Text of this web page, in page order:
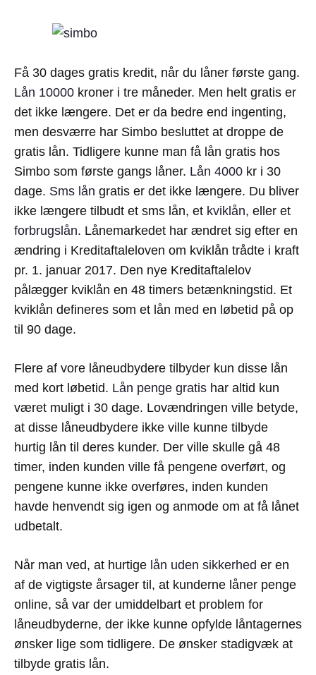
Få 30 dages gratis kredit, når du låner første gang.
Lån 10000 kroner i tre måneder. Men helt gratis er
det ikke længere. Det er da bedre end ingenting,
men desværre har Simbo besluttet at droppe de
gratis lån. Tidligere kunne man få lån gratis hos
Simbo som første gangs låner. Lån 4000 kr i 30
dage. Sms lån gratis er det ikke længere. Du bliver
ikke længere tilbudt et sms lån, et kviklån, eller et
forbrugslån. Lånemarkedet har ændret sig efter en
ændring i Kreditaftaleloven om kviklån trådte i kraft
pr. 1. januar 2017. Den nye Kreditaftalelov
pålægger kviklån en 48 timers betænkningstid. Et
kviklån defineres som et lån med en løbetid på op
til 90 dage.
Flere af vore låneudbydere tilbyder kun disse lån
med kort løbetid. Lån penge gratis har altid kun
været muligt i 30 dage. Lovændringen ville betyde,
at disse låneudbydere ikke ville kunne tilbyde
hurtig lån til deres kunder. Der ville skulle gå 48
timer, inden kunden ville få pengene overført, og
pengene kunne ikke overføres, inden kunden
havde henvendt sig igen og anmode om at få lånet
udbetalt.
Når man ved, at hurtige lån uden sikkerhed er en
af de vigtigste årsager til, at kunderne låner penge
online, så var der umiddelbart et problem for
låneudbyderne, der ikke kunne opfylde låntagernes
ønsker lige som tidligere. De ønsker stadigvæk at
tilbyde gratis lån.